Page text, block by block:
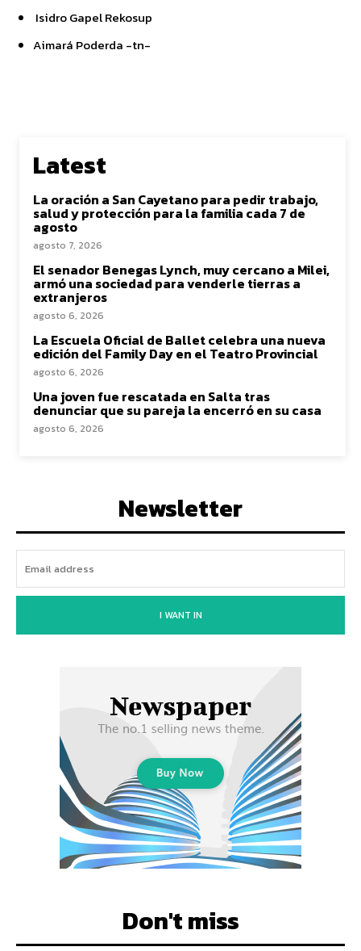
Isidro Gapel Rekosup
Aimará Poderda -tn-
Latest
La oración a San Cayetano para pedir trabajo,
salud y protección para la familia cada 7 de
agosto
agosto 7, 2026
El senador Benegas Lynch, muy cercano a Milei,
armó una sociedad para venderle tierras a
extranjeros
agosto 6, 2026
La Escuela Oficial de Ballet celebra una nueva
edición del Family Day en el Teatro Provincial
agosto 6, 2026
Una joven fue rescatada en Salta tras
denunciar que su pareja la encerró en su casa
agosto 6, 2026
Newsletter
I WANT IN
Don't miss